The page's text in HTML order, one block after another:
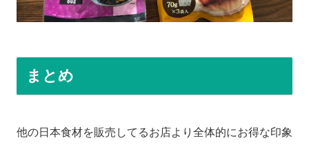
まとめ
他の日本食材を販売してるお店より全体的にお得な印象